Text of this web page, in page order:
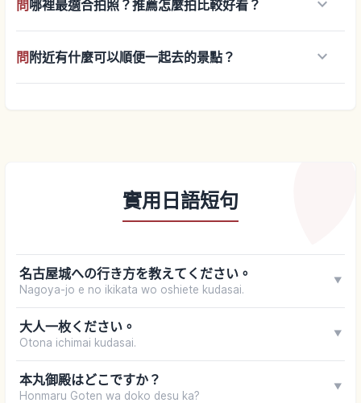
問 哪裡最適合拍照？推薦怎麼拍比較好看？
問附近有什麼可以順便一起去的景點？ keyboard_arrow_down
實用日語短句
名古屋城への行き方を教えてください。
Nagoya-jo e no ikikata wo oshiete kudasai.
▼
大人一枚ください。
Otona ichimai kudasai.
▼
本丸御殿はどこですか？
Honmaru Goten wa doko desu ka?
▼